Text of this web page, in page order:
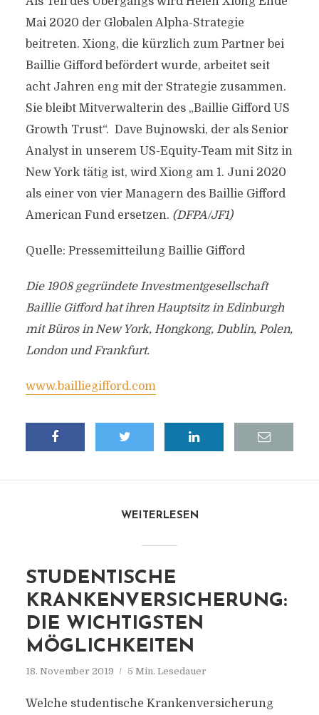
Mai 2020 der Globalen Alpha-Strategie
beitreten. Xiong, die kürzlich zum Partner bei
Baillie Gifford befördert wurde, arbeitet seit
acht Jahren eng mit der Strategie zusammen.
Sie bleibt Mitverwalterin des „Baillie Gifford US
Growth Trust“. Dave Bujnowski, der als Senior
Analyst in unserem US-Equity-Team mit Sitz in
New York tätig ist, wird Xiong am 1. Juni 2020
als einer von vier Managern des Baillie Gifford
American Fund ersetzen. (DFPA/JF1)
Quelle: Pressemitteilung Baillie Gifford
Die 1908 gegründete Investmentgesellschaft
Baillie Gifford hat ihren Hauptsitz in Edinburgh
mit Büros in New York, Hongkong, Dublin, Polen,
London und Frankfurt.
www.bailliegifford.com
WEITERLESEN
STUDENTISCHE
KRANKENVERSICHERUNG:
DIE WICHTIGSTEN
MÖGLICHKEITEN
18. November 2019 5 Min. Lesedauer
Welche studentische Krankenversicherung